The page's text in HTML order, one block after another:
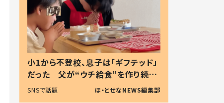
小1から不登校、息子は「ギフテッド」
だった 父が“ウチ給食”を作り続け
る理由とは #令和の親 #令和の子
SNSで話題 ほ・とせなNEWS編集部